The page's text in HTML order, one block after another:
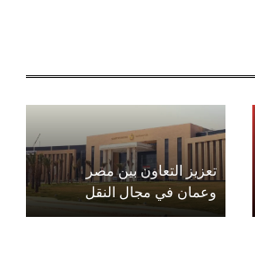
تعزيز التعاون بين مصر
وعمان في مجال النقل